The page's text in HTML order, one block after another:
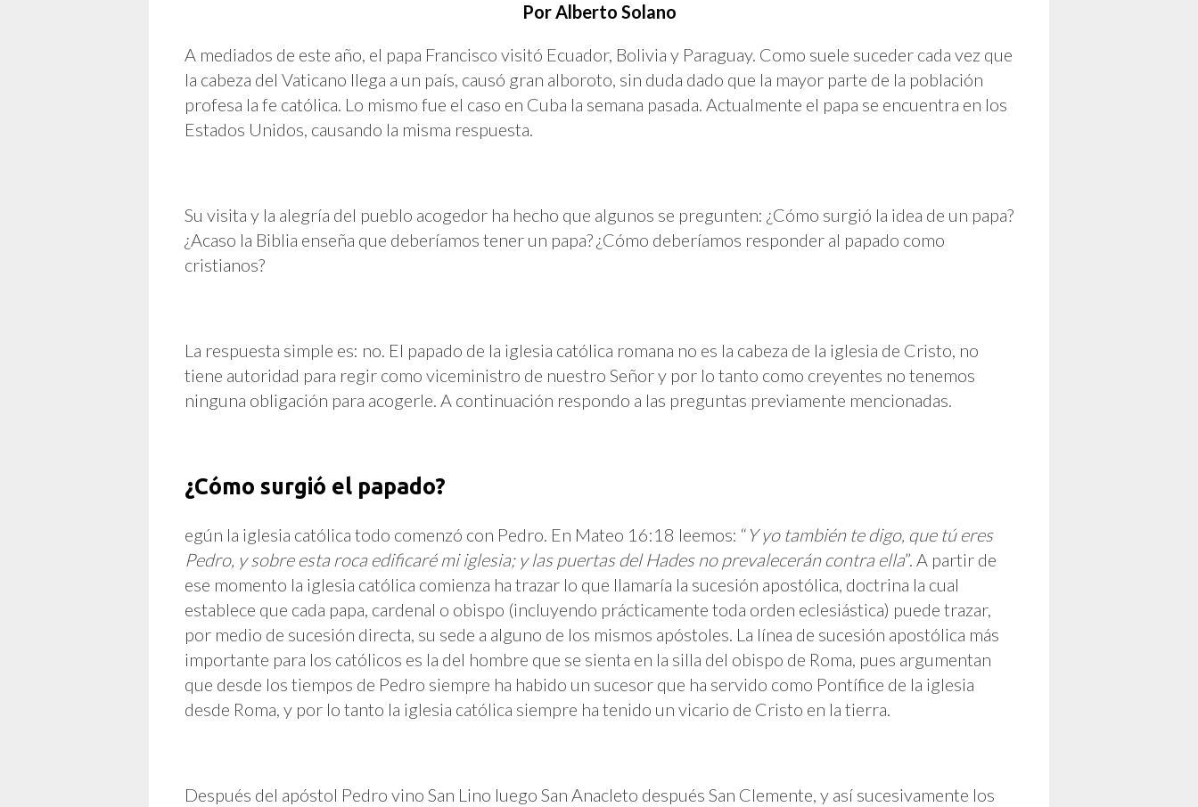
Por Alberto Solano
A mediados de este año, el papa Francisco visitó Ecuador, Bolivia y Paraguay. Como suele suceder cada vez que
la cabeza del Vaticano llega a un país, causó gran alboroto, sin duda dado que la mayor parte de la población
profesa la fe católica. Lo mismo fue el caso en Cuba la semana pasada. Actualmente el papa se encuentra en los
Estados Unidos, causando la misma respuesta.
Su visita y la alegría del pueblo acogedor ha hecho que algunos se pregunten: ¿Cómo surgió la idea de un papa?
¿Acaso la Biblia enseña que deberíamos tener un papa? ¿Cómo deberíamos responder al papado como
cristianos?
La respuesta simple es: no. El papado de la iglesia católica romana no es la cabeza de la iglesia de Cristo, no
tiene autoridad para regir como viceministro de nuestro Señor y por lo tanto como creyentes no tenemos
ninguna obligación para acogerle. A continuación respondo a las preguntas previamente mencionadas.
¿Cómo surgió el papado?
egún la iglesia católica todo comenzó con Pedro. En Mateo 16:18 leemos: “ Y yo también te digo, que tú eres
Pedro, y sobre esta roca edificaré mi iglesia; y las puertas del Hades no prevalecerán contra ella”. A partir de
ese momento la iglesia católica comienza ha trazar lo que llamaría la sucesión apostólica, doctrina la cual
establece que cada papa, cardenal o obispo (incluyendo prácticamente toda orden eclesiástica) puede trazar,
por medio de sucesión directa, su sede a alguno de los mismos apóstoles. La línea de sucesión apostólica más
importante para los católicos es la del hombre que se sienta en la silla del obispo de Roma, pues argumentan
que desde los tiempos de Pedro siempre ha habido un sucesor que ha servido como Pontífice de la iglesia
desde Roma, y por lo tanto la iglesia católica siempre ha tenido un vicario de Cristo en la tierra.
Después del apóstol Pedro vino San Lino luego San Anacleto después San Clemente, y así sucesivamente los